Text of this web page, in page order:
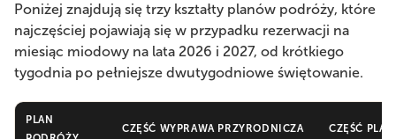
Poniżej znajdują się trzy kształty planów podróży, które
najczęściej pojawiają się w przypadku rezerwacji na
miesiąc miodowy na lata 2026 i 2027, od krótkiego
tygodnia po pełniejsze dwutygodniowe świętowanie.
PLAN
CZĘŚĆ WYPRAWA PRZYRODNICZA CZĘŚĆ